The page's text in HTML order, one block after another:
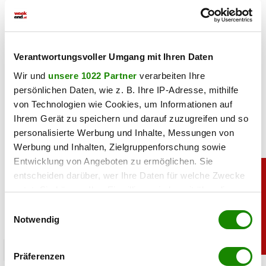
Verantwortungsvoller Umgang mit Ihren Daten
Wir und unsere 1022 Partner verarbeiten Ihre
persönlichen Daten, wie z. B. Ihre IP-Adresse, mithilfe
von Technologien wie Cookies, um Informationen auf
Ihrem Gerät zu speichern und darauf zuzugreifen und so
personalisierte Werbung und Inhalte, Messungen von
Werbung und Inhalten, Zielgruppenforschung sowie
Entwicklung von Angeboten zu ermöglichen. Sie
entscheiden darüber, wer Ihre Daten für welche Zwecke
nutzt. Sie können Ihre Einwilligung jederzeit über die
Trigger Symbol ändern oder widerrufen
Informationen über Ihre geografische Lage
Notwendig
Präferenzen
Schicken Sie uns Ihr
Feedback zu diesem Artikel.
teilen